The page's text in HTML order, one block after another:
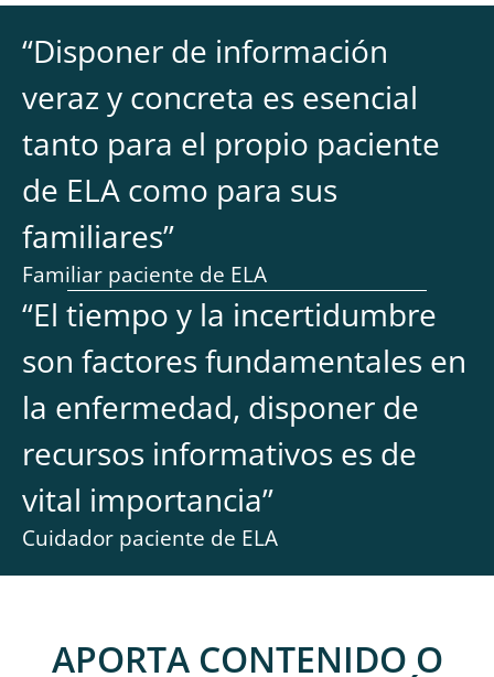
“Disponer de información
veraz y concreta es esencial
tanto para el propio paciente
de ELA como para sus
familiares”
Familiar paciente de ELA
“El tiempo y la incertidumbre
son factores fundamentales en
la enfermedad, disponer de
recursos informativos es de
vital importancia”
Cuidador paciente de ELA
APORTA CONTENIDO O